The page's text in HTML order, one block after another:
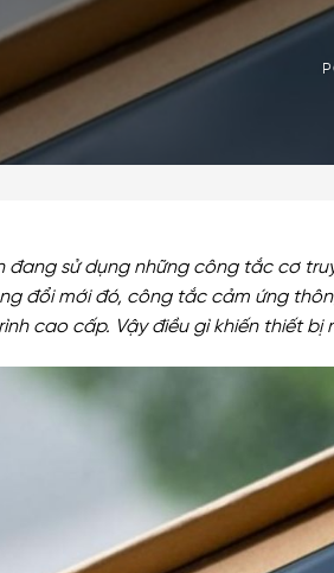
đang sử dụng những công tắc cơ
đổi mới đó, công tắc cảm ứng
cao cấp. Vậy điều gì khiến thiết bị